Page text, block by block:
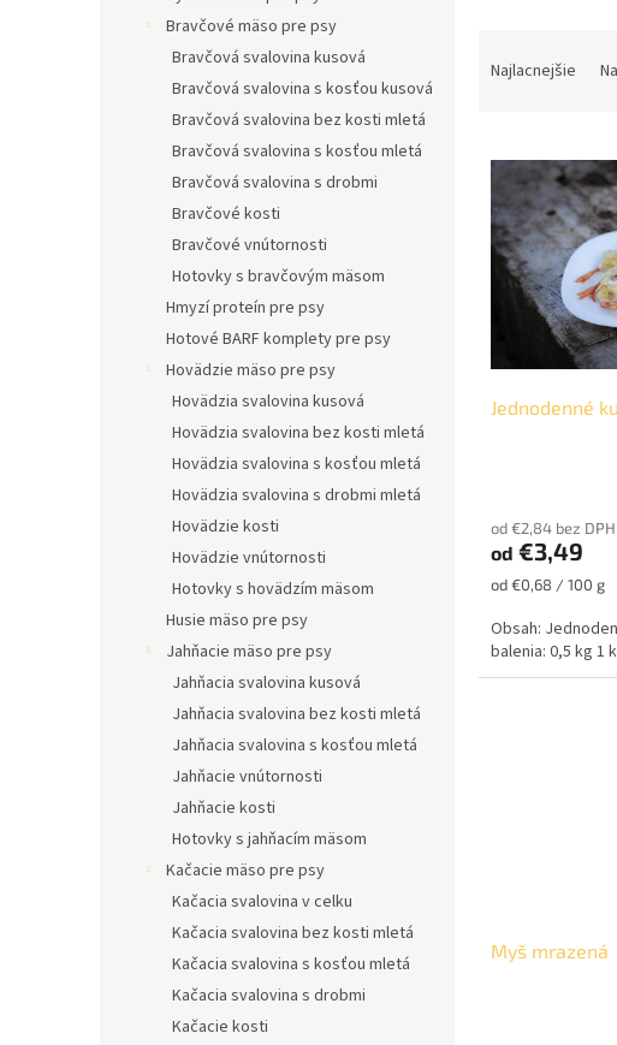
Bravčové mäso pre psy
Bravčová svalovina kusová
Bravčová svalovina s kosťou kusová
Bravčová svalovina bez kosti mletá
Bravčová svalovina s kosťou mletá
Bravčová svalovina s drobmi
Bravčové kosti
Bravčové vnútornosti
Hotovky s bravčovým mäsom
Hmyzí proteín pre psy
Hotové BARF komplety pre psy
Hovädzie mäso pre psy
Hovädzia svalovina kusová
Hovädzia svalovina bez kosti mletá
Hovädzia svalovina s kosťou mletá
Hovädzia svalovina s drobmi mletá
Hovädzie kosti
Hovädzie vnútornosti
Hotovky s hovädzím mäsom
Husie mäso pre psy
Jahňacie mäso pre psy
Jahňacia svalovina kusová
Jahňacia svalovina bez kosti mletá
Jahňacia svalovina s kosťou mletá
Jahňacie vnútornosti
Jahňacie kosti
Hotovky s jahňacím mäsom
Kačacie mäso pre psy
Kačacia svalovina v celku
Kačacia svalovina bez kosti mletá
Kačacia svalovina s kosťou mletá
Kačacia svalovina s drobmi
Kačacie kosti
p
Najlacnejšie
Jednodenné
produktu
je
5,0
z
5
hviezdičiek.
od €2,84 bez DPH
od €3,49
Jednotková
od €0,68 / 100 g
Obsah:
balenia: 0,5 kg 1
Myš mrazená